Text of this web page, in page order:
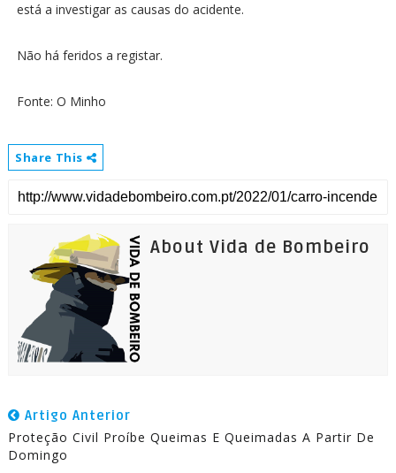
está a investigar as causas do acidente.
Não há feridos a registar.
Fonte: O Minho
Share This
About Vida de Bombeiro
Artigo Anterior
Proteção Civil Proíbe Queimas E Queimadas A Partir De
Domingo